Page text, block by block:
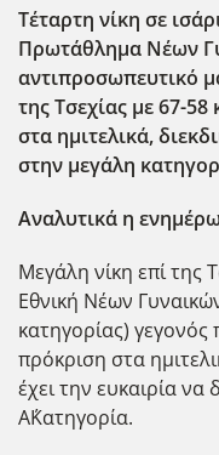
Τέταρτη νίκη σε
Πρωτάθλημα Νέων
αντιπροσωπευτικό
της Τσεχίας με 67-
στα ημιτελικά,
στην μεγάλη
Αναλυτικά η
Μεγάλη νίκη επί της
Εθνική Νέων
κατηγορίας)
πρόκριση στα
έχει την ευκαιρία να
Α΄Κατηγορία.